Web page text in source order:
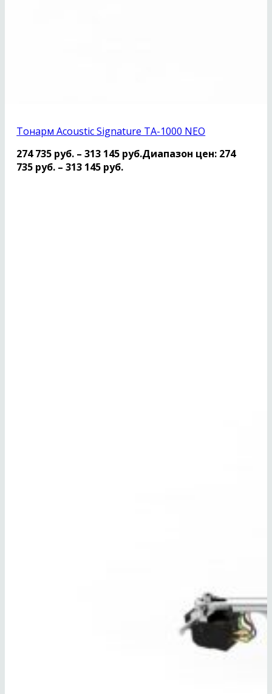
Тонарм Acoustic Signature TA-1000 NEO
274 735 руб. – 313 145 руб.Диапазон цен: 274
735 руб. – 313 145 руб.